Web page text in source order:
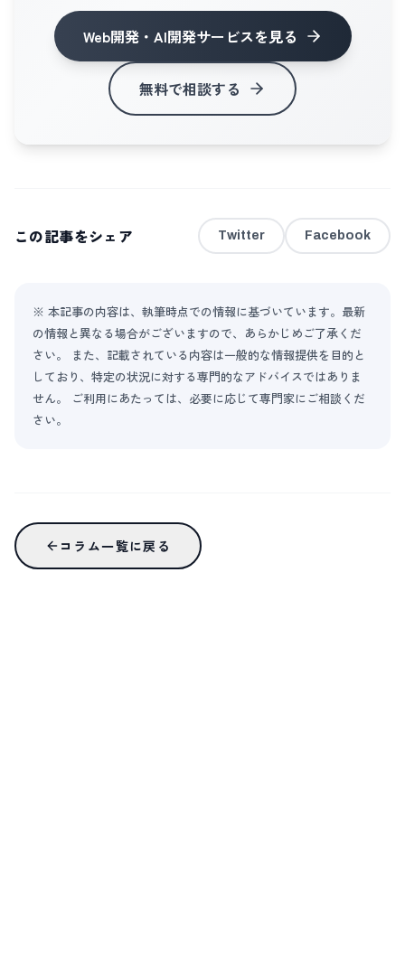
Web開発・AI開発サービスを見る
無料で相談する
この記事をシェア Twitter Facebook
※ 本記事の内容は、執筆時点での情報に基づいています。最新
の情報と異なる場合がございますので、あらかじめご了承くだ
さい。 また、記載されている内容は一般的な情報提供を目的と
しており、特定の状況に対する専門的なアドバイスではありま
せん。 ご利用にあたっては、必要に応じて専門家にご相談くだ
さい。
コラム一覧に戻る